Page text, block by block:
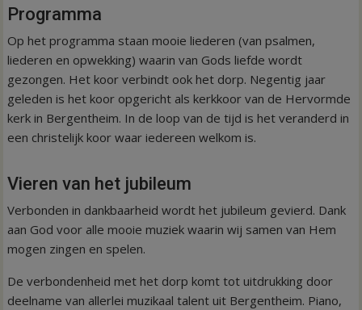
Programma
Op het programma staan mooie liederen (van psalmen,
liederen en opwekking) waarin van Gods liefde wordt
gezongen. Het koor verbindt ook het dorp. Negentig jaar
geleden is het koor opgericht als kerkkoor van de Hervormde
kerk in Bergentheim. In de loop van de tijd is het veranderd in
een christelijk koor waar iedereen welkom is.
Vieren van het jubileum
Verbonden in dankbaarheid wordt het jubileum gevierd. Dank
aan God voor alle mooie muziek waarin wij samen van Hem
mogen zingen en spelen.
De verbondenheid met het dorp komt tot uitdrukking door
deelname van allerlei muzikaal talent uit Bergentheim. Piano,